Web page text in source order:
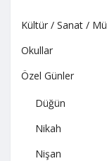
Kültür / Sanat /
Okullar
Özel Günler
Düğün
Nikah
Nişan